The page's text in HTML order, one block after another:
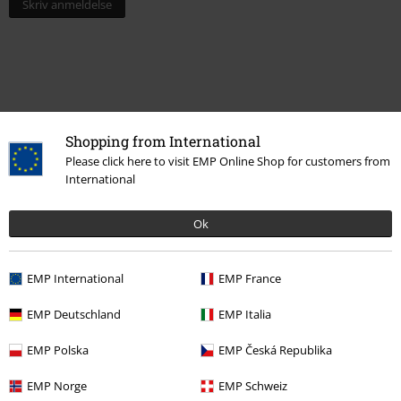
Shopping from International
Please click here to visit EMP Online Shop for customers from
International
Ok
EMP International EMP France
EMP Deutschland EMP Italia
EMP Polska EMP Česká Republika
EMP Norge EMP Schweiz
Skriv anmeldelse